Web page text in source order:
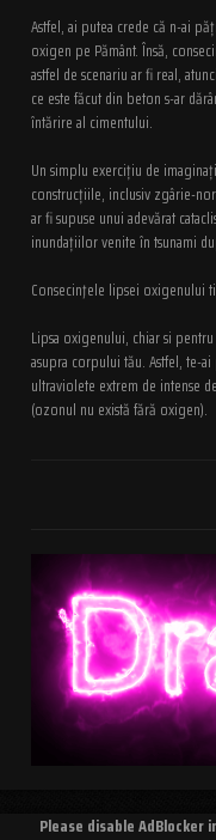
Astfel, ai putea crede că n-ai
oxigen pe Pământ. Însă,
astfel de scenariu ar fi real,
ce este făcut din beton s-ar
întărire al cimentului.
Un simplu exercițiu de
construcțiile, inclusiv zgârie-
ar fi supuse unui adevărat
inundațiilor venite în tsunami
Consecinţele lipsei oxigenului
Lipsa oxigenului, chiar si
asupra corpului tău. Astfel, te-
ultraviolete extrem de intense
(ozonul nu există fără oxigen).
Please disable